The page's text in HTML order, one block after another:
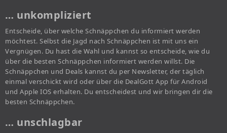
… unkompliziert
Entscheide, über welche Schnäppchen du informiert werden
möchtest. Selbst die Jagd nach Schnäppchen ist mit uns ein
Vergnügen. Du hast die Wahl und kannst so entscheide, wie du
über die besten Schnäppchen informiert werden willst. Die
Schnäppchen und Deals kannst du per Newsletter, der täglich
einmal verschickt wird oder über die DealGott App für Android
und Apple IOS erhalten. Du entscheidest und wir bringen dir die
besten Schnäppchen.
… unschlagbar